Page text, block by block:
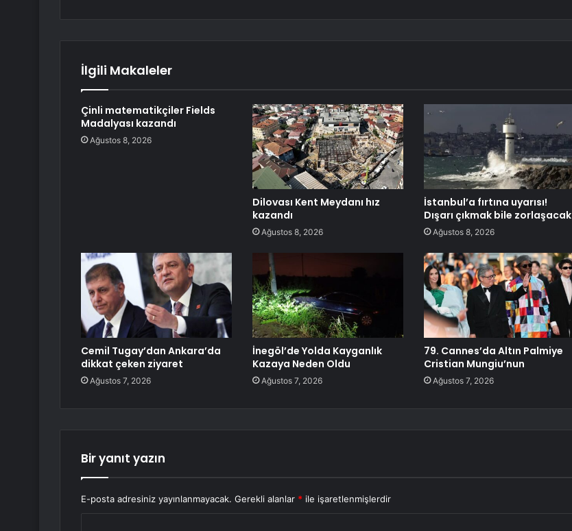
İlgili Makaleler
Çinli matematikçiler Fields
Madalyası kazandı
Ağustos 8, 2026
Dilovası Kent Meydanı hız
kazandı
Ağustos 8, 2026
İstanbul’a fırtına uyarısı!
Dışarı çıkmak bile zorlaşacak
Ağustos 8, 2026
Cemil Tugay’dan Ankara’da
dikkat çeken ziyaret
Ağustos 7, 2026
İnegöl’de Yolda Kayganlık
Kazaya Neden Oldu
Ağustos 7, 2026
79. Cannes’da Altın Palmiye
Cristian Mungiu’nun
Ağustos 7, 2026
Bir yanıt yazın
E-posta adresiniz yayınlanmayacak. Gerekli alanlar * ile işaretlenmişlerdir